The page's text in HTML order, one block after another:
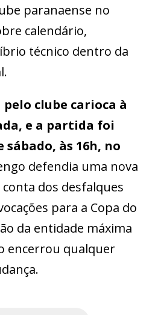
paranaense no
calendário,
técnico dentro da
clube carioca à
e a partida foi
às 16h, no
defendia uma nova
dos desfalques
para a Copa do
da entidade máxima
encerrou qualquer